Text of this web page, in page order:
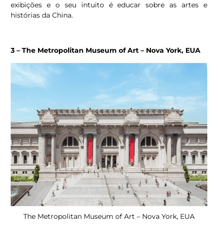
exibições e o seu intuito é educar sobre as artes e
histórias da China.
3 – The Metropolitan Museum of Art – Nova York, EUA
The Metropolitan Museum of Art – Nova York, EUA